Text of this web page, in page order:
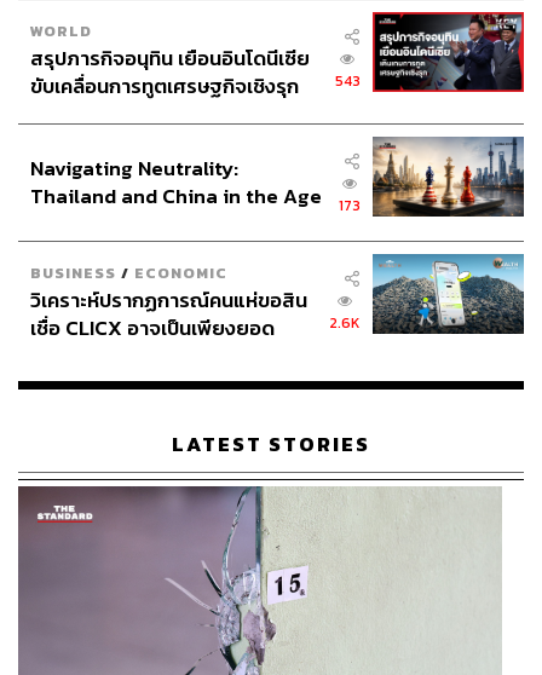
WORLD
สรุปภารกิจอนุทิน เยือนอินโดนีเซีย
ขับเคลื่อนการทูตเศรษฐกิจเชิงรุก
543
Navigating Neutrality:
Thailand and China in the Age
173
BUSINESS / ECONOMIC
วิเคราะห์ปรากฏการณ์คนแห่ขอสิน
เชื่อ CLICX อาจเป็นเพียงยอด
เรือนไทยที่ถูกซุกไว้
2.6K
LATEST STORIES